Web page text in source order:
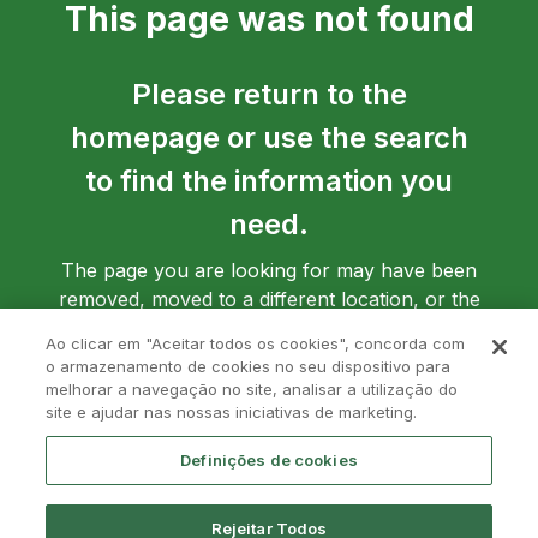
This page was not found
Please return to the
homepage or use the search
to find the information you
need.
The page you are looking for may have been
removed, moved to a different location, or the
Ao clicar em "Aceitar todos os cookies", concorda com
o armazenamento de cookies no seu dispositivo para
melhorar a navegação no site, analisar a utilização do
site e ajudar nas nossas iniciativas de marketing.
Definições de cookies
Rejeitar Todos